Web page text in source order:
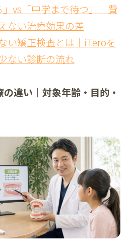
」vs「中学まで待つ」｜費
ない治療効果の差
い矯正検査とは｜iTeroを
ない診断の流れ
違い｜対象年齢・目的・